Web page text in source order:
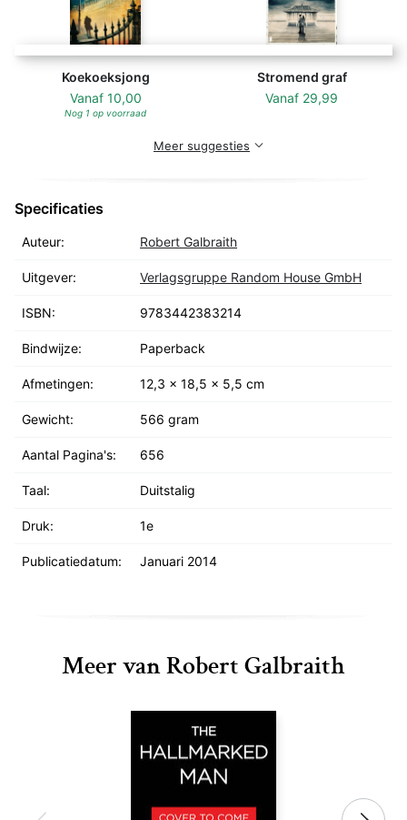
versteckten Pubs des East Ends und dem lebhaften
Treiben Sohos. "Der Ruf des Kuckucks" ist das
hochgelobte Krimidebüt von J.K. Rowling, geschrieben
unter dem Pseudonym Robert Galbraith, in dem sie mit
Cormoran Strike einen ungewöhnlichen Ermittler
präsentiert.
Band 1: Der Ruf des Kuckucks
Band 2: Der Seidenspinner
Band 4: Weißer Tod
Koekoeksjong
Vanaf 10,00
Nog 1 op voorraad
Stromend graf
Vanaf 29,99
Meer suggesties
Specificaties
Auteur: Robert Galbraith
Uitgever: Verlagsgruppe Random House GmbH
ISBN: 9783442383214
Bindwijze: Paperback
Afmetingen: 12,3 x 18,5 x 5,5 cm
Gewicht: 566 gram
Aantal Pagina's: 656
Taal: Duitstalig
Druk: 1e
Publicatiedatum: Januari 2014
Meer van Robert Galbraith